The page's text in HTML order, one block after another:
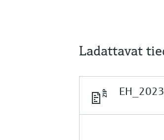
Ladattavat